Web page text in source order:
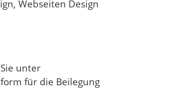
Webseiten Design
unter
für die Beilegung